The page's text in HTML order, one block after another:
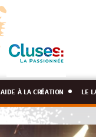
aide à la création le